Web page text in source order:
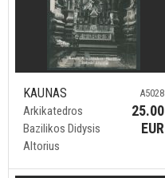
KAUNAS
Arkikatedros
Bazilikos Didysis
Altorius
A5028
25.00
EUR